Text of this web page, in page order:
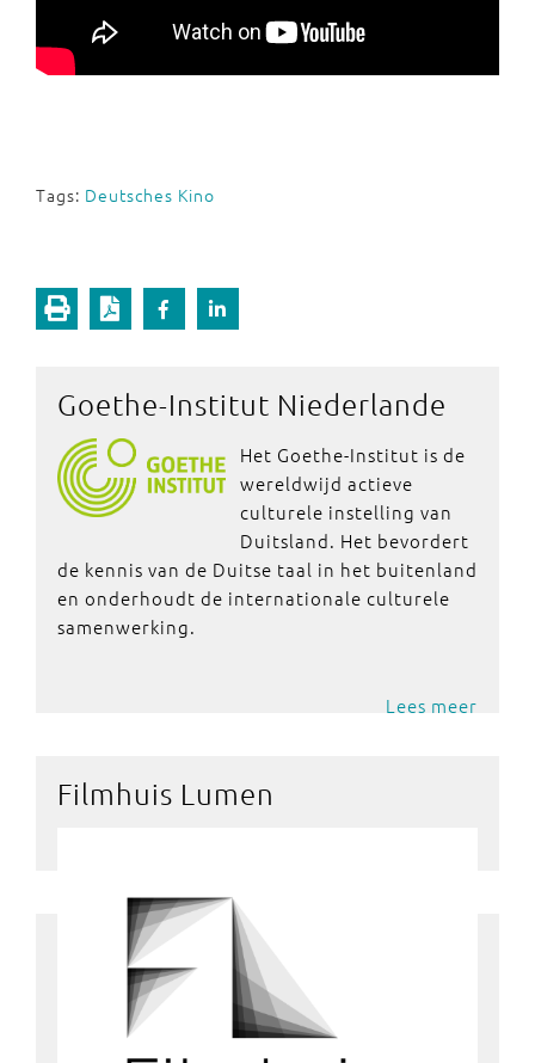
Tags: Deutsches Kino
Goethe-Institut Niederlande
Het Goethe-Institut is de
wereldwijd actieve
culturele instelling van
Duitsland. Het bevordert
de kennis van de Duitse taal in het buitenland
en onderhoudt de internationale culturele
samenwerking.
Lees meer
Filmhuis Lumen